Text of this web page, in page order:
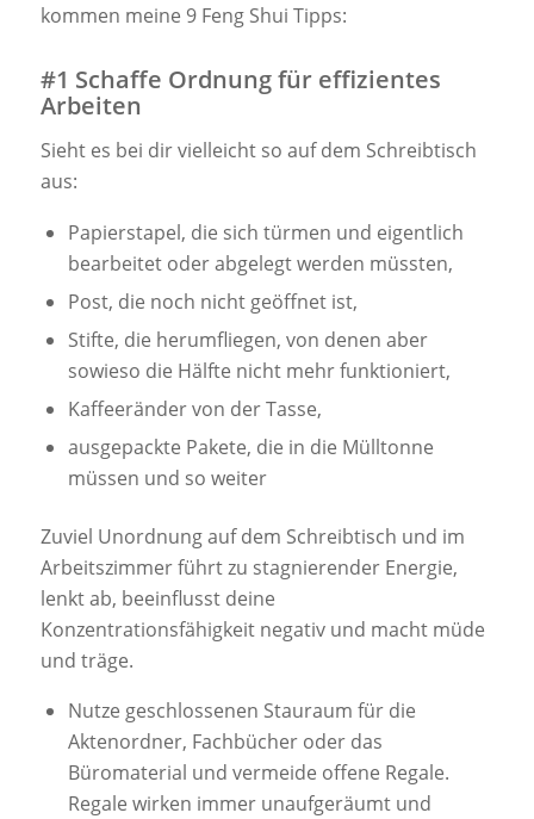
kommen meine 9 Feng Shui Tipps:
#1 Schaffe Ordnung für effizientes
Arbeiten
Sieht es bei dir vielleicht so auf dem Schreibtisch
aus:
Papierstapel, die sich türmen und eigentlich
bearbeitet oder abgelegt werden müssten,
Post, die noch nicht geöffnet ist,
Stifte, die herumfliegen, von denen aber
sowieso die Hälfte nicht mehr funktioniert,
Kaffeeränder von der Tasse,
ausgepackte Pakete, die in die Mülltonne
müssen und so weiter
Zuviel Unordnung auf dem Schreibtisch und im
Arbeitszimmer führt zu stagnierender Energie,
lenkt ab, beeinflusst deine
Konzentrationsfähigkeit negativ und macht müde
und träge.
Nutze geschlossenen Stauraum für die
Aktenordner, Fachbücher oder das
Büromaterial und vermeide offene Regale.
Regale wirken immer unaufgeräumt und